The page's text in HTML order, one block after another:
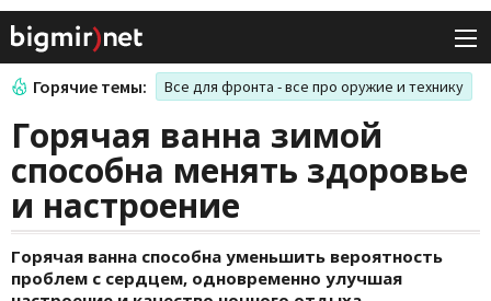
Горячие темы: Все для фронта - все про оружие и технику
Горячая ванна зимой
способна менять здоровье
и настроение
Горячая ванна способна уменьшить вероятность
проблем с сердцем, одновременно улучшая